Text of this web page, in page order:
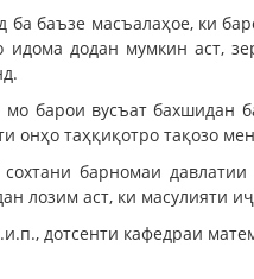
баъзе масъалаҳое, ки
додан мумкин аст,
барои вусъат бахшидан
онҳо таҳқиқотро тақозо
сохтани барномаи
лозим аст, ки масулияти
дотсенти кафедраи